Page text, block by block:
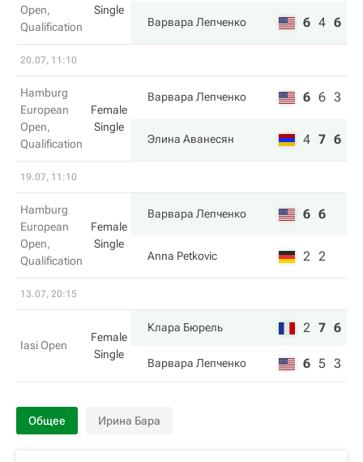
Open,
Qualification
Single
Варвара Лепченко 6 4 6
20.07, 11:10
Hamburg
European
Open,
Qualification
Female
Single
Варвара Лепченко 6 6 3
Элина Аванесян 4 7 6
19.07, 11:10
Hamburg
European
Open,
Qualification
Female
Single
Варвара Лепченко 6 6
Anna Petkovic 2 2
13.07, 20:15
Iasi Open
Female
Single
Клара Бюрель 2 7 6
Варвара Лепченко 6 5 3
Общее Ирина Бара